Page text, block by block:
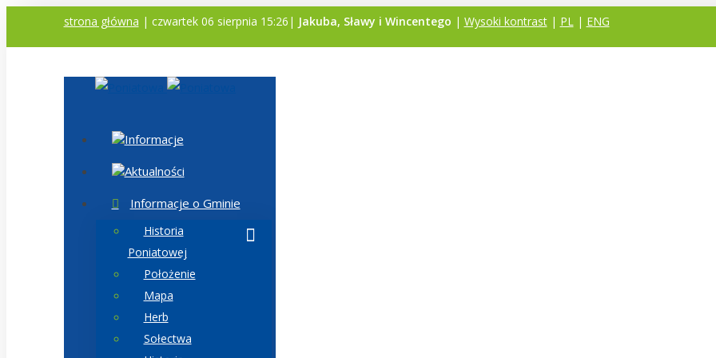
strona główna | czwartek 06 sierpnia 15:26| Jakuba, Sławy i Wincentego | Wysoki kontrast| PL| ENG
Informacje
Aktualności
Informacje o Gminie
Historia
Poniatowej
Położenie
Mapa
Herb
Sołectwa